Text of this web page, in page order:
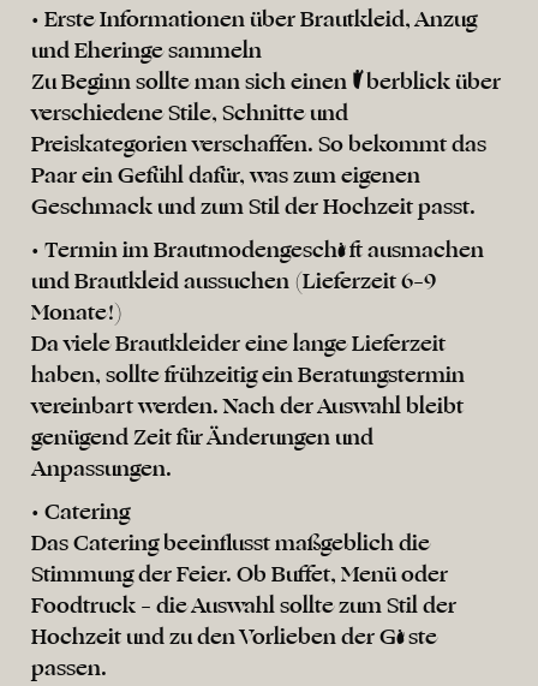
• Erste Informationen über Brautkleid, Anzug
und Eheringe sammeln
Zu Beginn sollte man sich einen Überblick über
verschiedene Stile, Schnitte und
Preiskategorien verschaffen. So bekommt das
Paar ein Gefühl dafür, was zum eigenen
Geschmack und zum Stil der Hochzeit passt.
• Termin im Brautmodengeschäft ausmachen
und Brautkleid aussuchen (Lieferzeit 6–9
Monate!)
Da viele Brautkleider eine lange Lieferzeit
haben, sollte frühzeitig ein Beratungstermin
vereinbart werden. Nach der Auswahl bleibt
genügend Zeit für Änderungen und
Anpassungen.
• Catering
Das Catering beeinflusst maßgeblich die
Stimmung der Feier. Ob Buffet, Menü oder
Foodtruck – die Auswahl sollte zum Stil der
Hochzeit und zu den Vorlieben der Gäste
passen.